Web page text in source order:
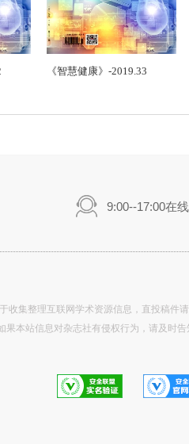
《智慧健康》-2019.33
9:00--17:00在
收集整理互联网学术资源信息，直投稿件
果本站信息对杂志社有侵权行为，请及时